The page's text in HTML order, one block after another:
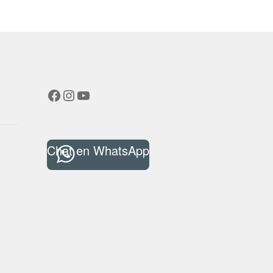
Facebook
Instagram
YouTube
Chat en WhatsApp